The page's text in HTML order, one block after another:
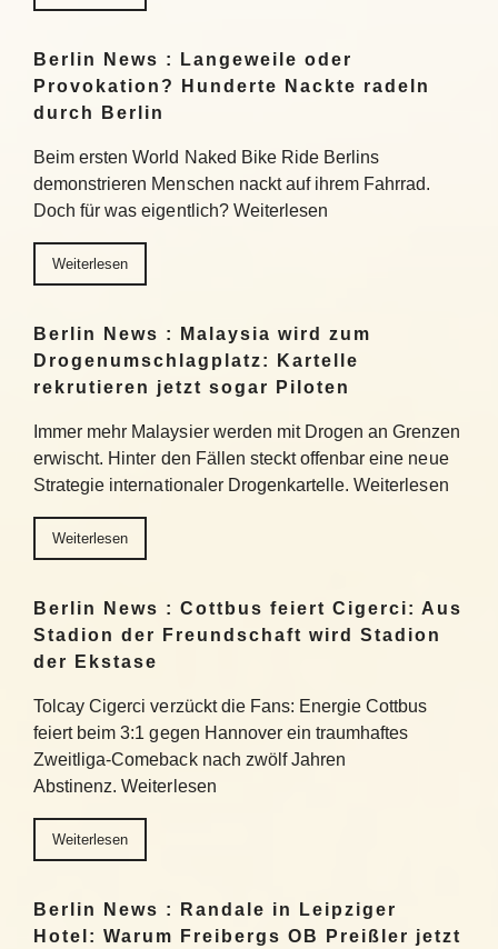
Berlin News : Langeweile oder
Provokation? Hunderte Nackte radeln
durch Berlin
Beim ersten World Naked Bike Ride Berlins
demonstrieren Menschen nackt auf ihrem Fahrrad.
Doch für was eigentlich? Weiterlesen
Weiterlesen
Berlin News : Malaysia wird zum
Drogenumschlagplatz: Kartelle
rekrutieren jetzt sogar Piloten
Immer mehr Malaysier werden mit Drogen an Grenzen
erwischt. Hinter den Fällen steckt offenbar eine neue
Strategie internationaler Drogenkartelle. Weiterlesen
Weiterlesen
Berlin News : Cottbus feiert Cigerci: Aus
Stadion der Freundschaft wird Stadion
der Ekstase
Tolcay Cigerci verzückt die Fans: Energie Cottbus
feiert beim 3:1 gegen Hannover ein traumhaftes
Zweitliga-Comeback nach zwölf Jahren
Abstinenz. Weiterlesen
Weiterlesen
Berlin News : Randale in Leipziger
Hotel: Warum Freibergs OB Preißler jetzt